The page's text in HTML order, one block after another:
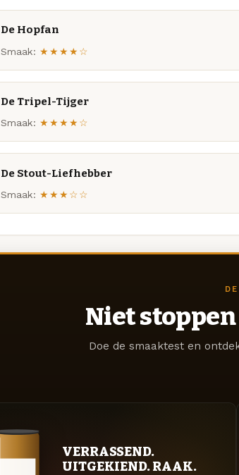
De Hopfan
Smaak: ★★★★☆
De Tripel-Tijger
Smaak: ★★★★☆
De Stout-Liefhebber
Smaak: ★★★☆☆
Niet
Doe de smaaktest en
VERRASSEND.
UITGEKIEND. RAAK.